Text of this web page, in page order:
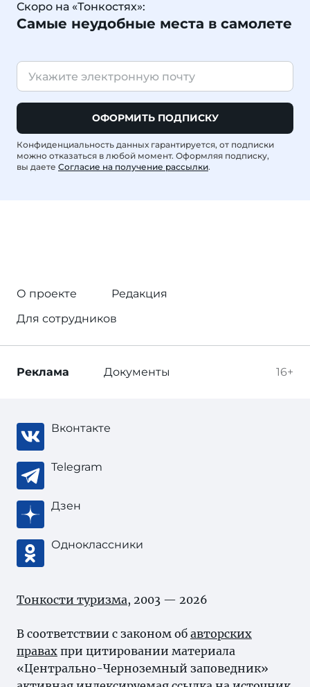
Скоро на «Тонкостях»:
Самые неудобные места в самолете
ОФОРМИТЬ ПОДПИСКУ
Конфиденциальность данных гарантируется, от подписки
можно отказаться в любой момент. Оформляя подписку,
вы даете Согласие на получение рассылки.
О проекте
Редакция
Для сотрудников
16+
Реклама Документы
Вконтакте
Telegram
Дзен
Одноклассники
Тонкости туризма, 2003 — 2026
В соответствии с законом об авторских
правах при цитировании материала
«Центрально-Черноземный заповедник»